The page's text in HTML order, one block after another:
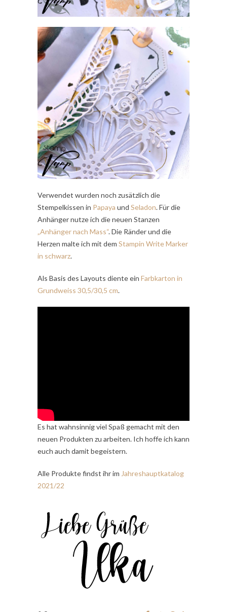
Verwendet wurden noch zusätzlich die
Stempelkissen in Papaya und Seladon. Für die
Anhänger nutze ich die neuen Stanzen
„Anhänger nach Mass“. Die Ränder und die
Herzen malte ich mit dem Stampin Write Marker
in schwarz.
Als Basis des Layouts diente ein Farbkarton in
Grundweiss 30,5/30,5 cm.
Es hat wahnsinnig viel Spaß gemacht mit den
neuen Produkten zu arbeiten. Ich hoffe ich kann
euch auch damit begeistern.
Alle Produkte findst ihr im Jahreshauptkatalog
2021/22